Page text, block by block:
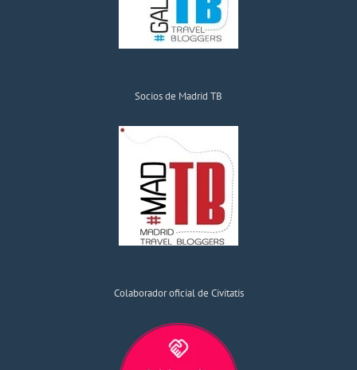
Socios de Madrid TB
Colaborador oficial de Civitatis